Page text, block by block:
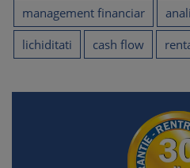
management financiar
lichiditati
cash flow